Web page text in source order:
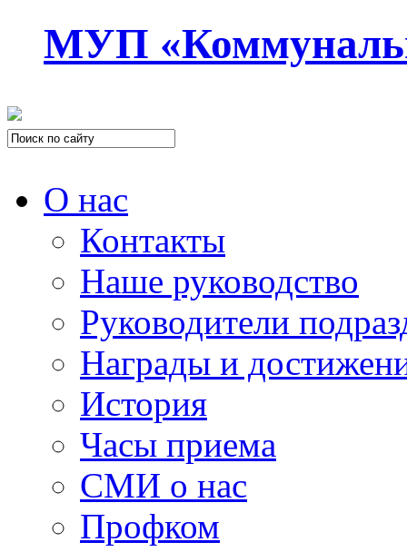
МУП
О нас
Контакты
Наше руководство
Руководители
Награды и
История
Часы приема
СМИ о нас
Профком